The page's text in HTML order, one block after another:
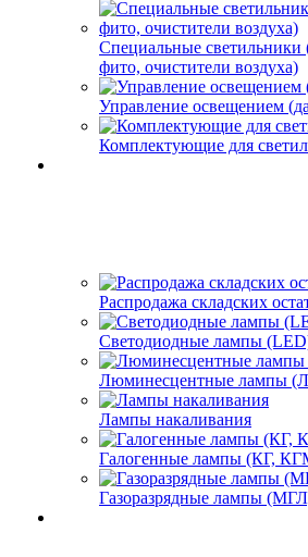
Специальные светильники
фито, очистители воздуха)
Управление освещением
Комплектующие для
Распродажа складских
Светодиодные лампы
Люминесцентные лампы
Лампы накаливания
Галогенные лампы (КГ,
Газоразрядные лампы